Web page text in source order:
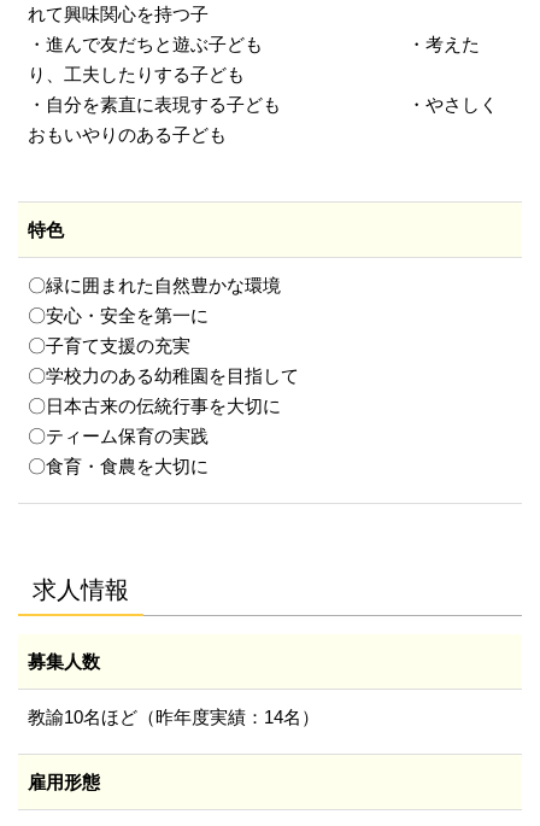
れて興味関心を持つ子
・進んで友だちと遊ぶ子ども ・考えた
り、工夫したりする子ども
・自分を素直に表現する子ども ・やさしく
おもいやりのある子ども
特色
〇緑に囲まれた自然豊かな環境
〇安心・安全を第一に
〇子育て支援の充実
〇学校力のある幼稚園を目指して
〇日本古来の伝統行事を大切に
〇ティーム保育の実践
〇食育・食農を大切に
求人情報
募集人数
教諭10名ほど（昨年度実績：14名）
雇用形態